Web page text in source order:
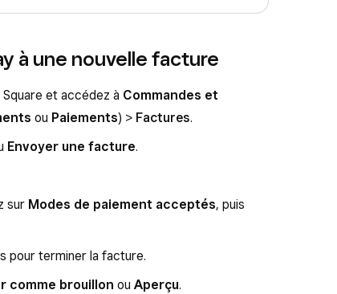
à une nouvelle facture
et accédez à Commandes et
ou Paiements) > Factures.
Envoyer une facture.
sur Modes de paiement acceptés, puis
pour terminer la facture.
comme brouillon ou Aperçu.